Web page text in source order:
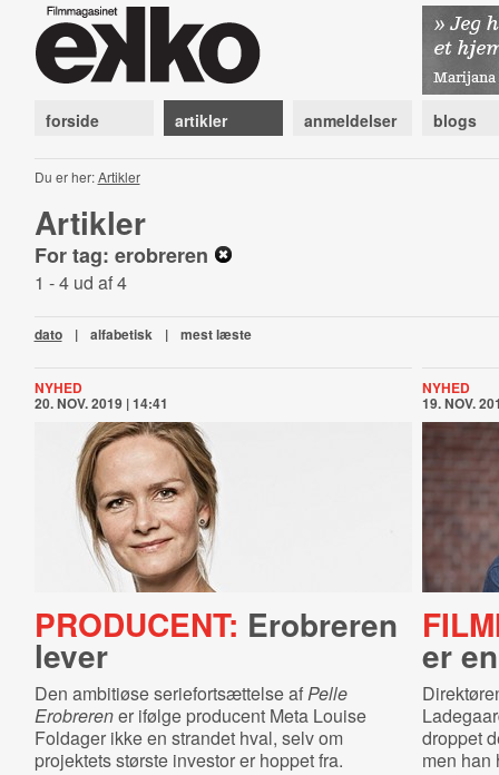
forside artikler anmeldelser blogs
Du er her:Artikler
Artikler
For tag: erobreren
1 - 4 ud af 4
dato | alfabetisk | mest læste
NYHED
20. NOV. 2019 | 14:41
PRODUCENT: Erobreren
lever
Den ambitiøse seriefortsættelse afPelle
Erobrerener ifølge producent Meta Louise
Foldager ikke en strandet hval, selv om
projektets største investor er hoppet fra.
NYHED
19. NOV.
er
droppet
men han